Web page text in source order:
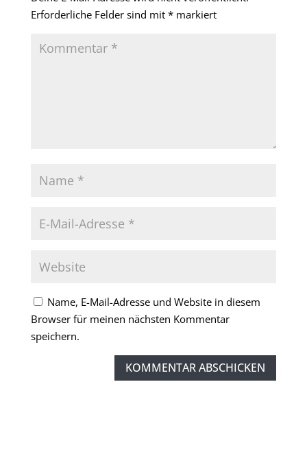
Erforderliche Felder sind mit *markiert
Name, E-Mail-Adresse und Website in diesem
Browser für meinen nächsten Kommentar
speichern.
KOMMENTAR ABSCHICKEN